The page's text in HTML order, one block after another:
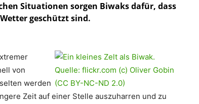
Situationen sorgen Biwaks dafür, dass
geschützt sind.
von
werden
Zeit auf einer Stelle auszuharren und zu